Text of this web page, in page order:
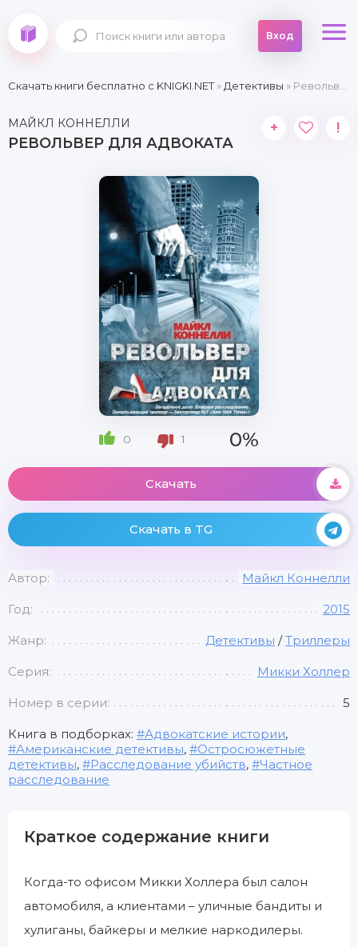
Вход
Скачать книги бесплатно c KNIGKI.NET» Детективы » Револьвер для адвоката
МАЙКЛ КОННЕЛЛИ
РЕВОЛЬВЕР ДЛЯ АДВОКАТА
+ !
0 1 0%
Скачать
Скачать в TG
Автор: Майкл Коннелли
Год: 2015
Жанр: Детективы /Триллеры
Серия: Микки Холлер
Номер в серии: 5
Книга в подборках: Адвокатские истории,
Американские детективы,
Остросюжетные
детективы, Расследование убийств,
Частное
расследование
Краткое содержание книги
Когда-то офисом Микки Холлера был салон
автомобиля, а клиентами – уличные бандиты и
хулиганы, байкеры и мелкие наркодилеры.